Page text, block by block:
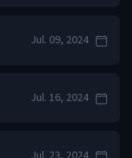
Jul. 09, 2024
Jul. 16, 2024